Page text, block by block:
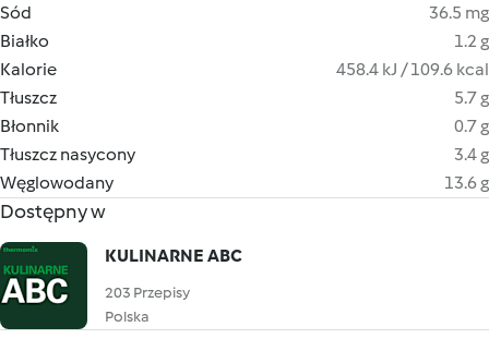
Sód
36.5 mg
Białko
1.2 g
Kalorie
458.4 kJ / 109.6 kcal
Tłuszcz
5.7 g
Błonnik
0.7 g
Tłuszcz nasycony
3.4 g
Węglowodany
13.6 g
Dostępny w
KULINARNE ABC
203 Przepisy
Polska